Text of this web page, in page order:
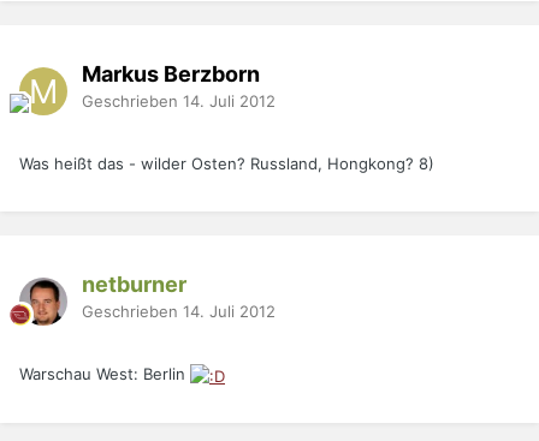
Markus Berzborn
Geschrieben 14. Juli 2012
Was heißt das - wilder Osten? Russland, Hongkong? 8)
netburner
Geschrieben 14. Juli 2012
Warschau West: Berlin